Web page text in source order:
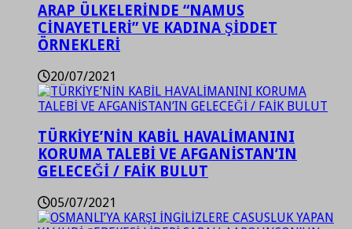
ARAP ÜLKELERİNDE “NAMUS
CİNAYETLERİ” VE KADINA ŞİDDET
ÖRNEKLERİ
20/07/2021
TÜRKİYE’NİN KABİL HAVALİMANINI
KORUMA TALEBİ VE AFGANİSTAN’IN
GELECEĞİ / FAİK BULUT
05/07/2021